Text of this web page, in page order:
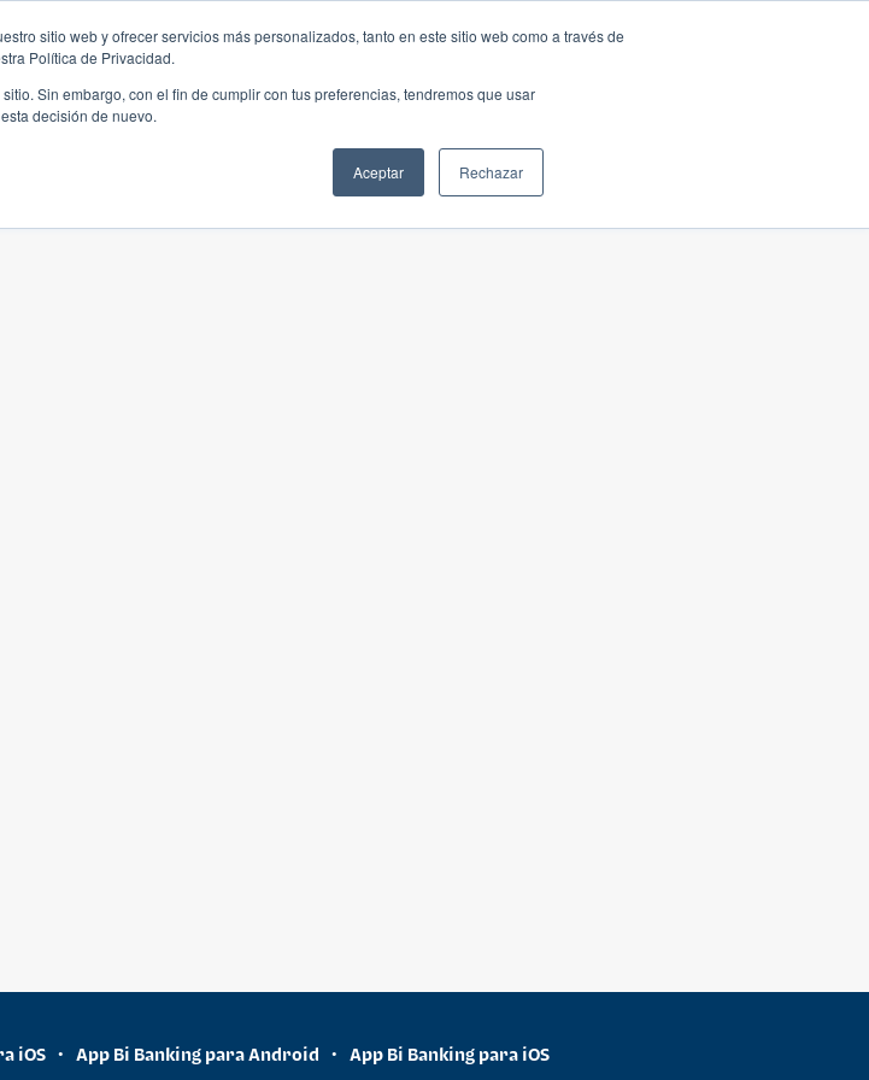
sitio web y ofrecer servicios más personalizados, tanto en este sitio web como a través de
Política de Privacidad.
Sin embargo, con el fin de cumplir con tus preferencias, tendremos que usar
decisión de nuevo.
Aceptar Rechazar
iOS • App Bi Banking para Android • App Bi Banking para iOS